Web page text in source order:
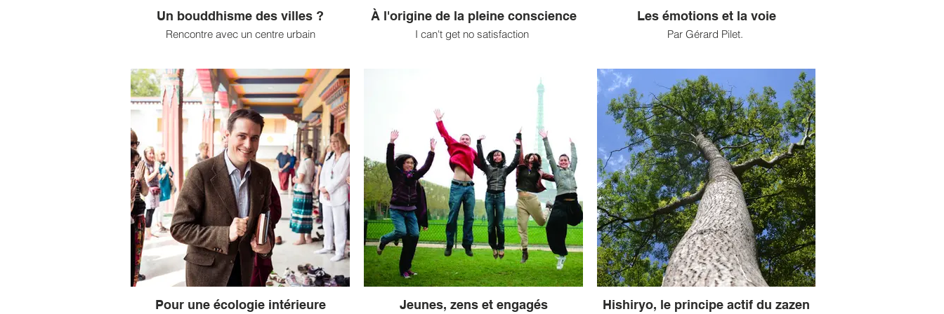
Un bouddhisme des villes ?
Rencontre avec un centre urbain
sur les problématiques du monde actuel et
partage ses ressources issues de la tradition
bouddhique. Ce centre rattaché à la tradition
tibétaine Kagyupa accueille toute l’année
simples curieux ou bouddhistes, qu’ils soient
débutants ou familiarisés avec la méditation.
Toutes les générations s’y rencontrent,
adolescents, actifs ou retraités, de différents
milieux professionnels ou sociaux. Rencontre
avec lama Puntso, le directeur de ce centre.
(...)
À l'origine de la pleine conscience
I can't get no satisfaction
Society, la première traduction de sati par le
mot anglais mindfulness en 1881. Mindfulness
désigne donc l’attention au moment présent,
une attention « juste » dans l’acception du
terme pali samma sati, une attention connectée
à une vue juste et aux autres caractéristiques
du noble sentier Octuple. (...)
Les émotions et la voie
Par Gérard Pilet.
société moderne, aucune éducation du cœur.
On trouve à juste titre normal qu’il faille éduquer
l’intellect mais qu’il faille éduquer un être
humain à gérer ses émotions paraît une idée
totalement saugrenue. Dans ce domaine des
affects, chacun doit se débrouiller tout seul.
Remédier à cette lacune fort préjudiciable aux
particuliers et à l’ensemble de la société est
tout à fait possible en recourant et en mettant
en pratique les enseignements du bouddhisme
et, entre autres, du bouddhisme zen Sôtô. (...)
Pour une écologie intérieure Jeunes, zens et engagés Hishiryo, le principe actif du zazen